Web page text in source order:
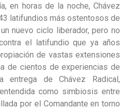
en horas de la noche, Chávez
latifundios más ostentosos de
nuevo ciclo liberador, pero no
el latifundio que ya años
de vastas extensiones
de cientos de experiencias de
entrega de Chávez Radical,
como simbiosis entre
por el Comandante en torno